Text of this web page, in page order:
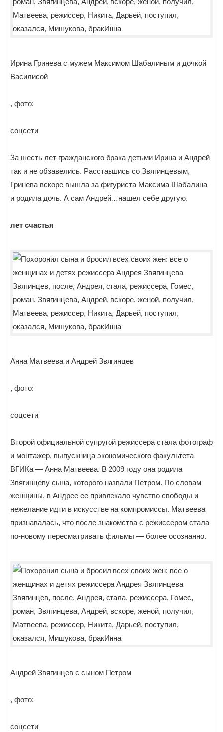
Ирина Гринева с мужем Максимом Шабалиным и дочкой
Василисой
, фото:
соцсети
За шесть лет гражданского брака детьми Ирина и Андрей
так и не обзавелись. Расставшись со Звягинцевым,
Гринева вскоре вышла за фигуриста Максима Шабалина
и родила дочь. А сам Андрей…нашел себе другую.
лет счастья
Анна Матвеева и Андрей Звягинцев
, фото:
соцсети
Второй официальной супругой режиссера стала фотограф
и монтажер, выпускница экономического факультета
ВГИКа — Анна Матвеева. В 2009 году она родила
Звягинцеву сына, которого назвали Петром. По словам
женщины, в Андрее ее привлекало чувство свободы и
нежелание идти в искусстве на компромиссы. Матвеева
признавалась, что после знакомства с режиссером стала
по-новому пересматривать фильмы — более осознанно.
Андрей Звягинцев с сыном Петром
, фото:
соцсети